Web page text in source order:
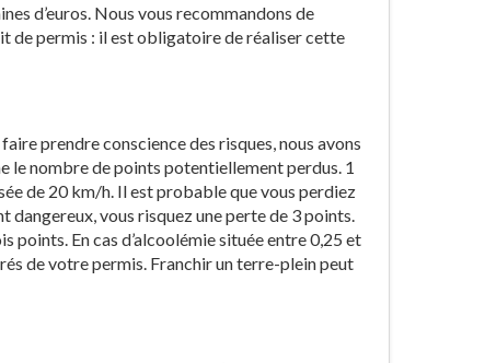
d’euros. Nous vous recommandons de
de permis : il est obligatoire de réaliser cette
prendre conscience des risques, nous avons
le nombre de points potentiellement perdus. 1
de 20 km/h. Il est probable que vous perdiez
vous risquez une perte de 3 points.
points. En cas d’alcoolémie située entre 0,25 et
de votre permis. Franchir un terre-plein peut